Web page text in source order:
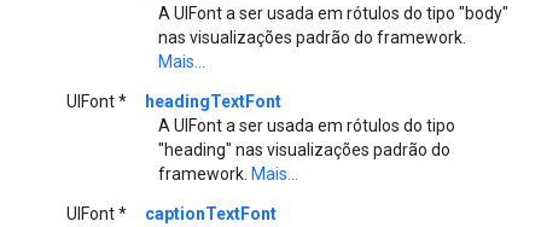
A UIFont a ser usada em rótulos do tipo "body"
nas visualizações padrão do framework.
Mais...
UIFont *
headingTextFont
A UIFont a ser usada em rótulos do tipo
"heading" nas visualizações padrão do
framework. Mais...
UIFont *
captionTextFont